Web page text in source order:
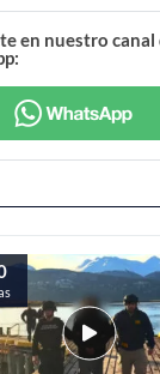
en nuestro canal